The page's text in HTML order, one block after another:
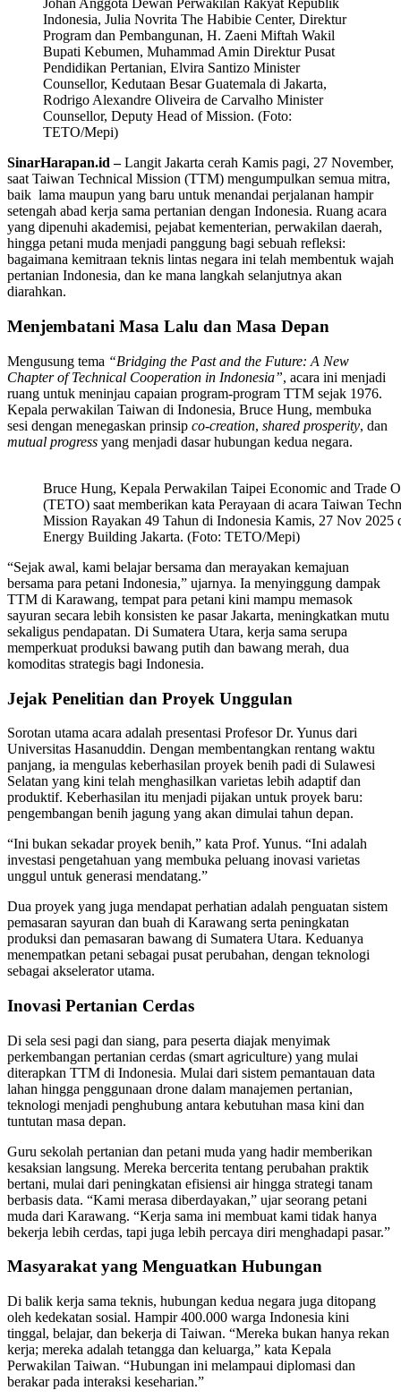
Johan Anggota Dewan Perwakilan Rakyat Republik
Indonesia, Julia Novrita The Habibie Center, Direktur
Program dan Pembangunan, H. Zaeni Miftah Wakil
Bupati Kebumen, Muhammad Amin Direktur Pusat
Pendidikan Pertanian, Elvira Santizo Minister
Counsellor, Kedutaan Besar Guatemala di Jakarta,
Rodrigo Alexandre Oliveira de Carvalho Minister
Counsellor, Deputy Head of Mission. (Foto:
TETO/Mepi)
SinarHarapan.id –Langit Jakarta cerah Kamis pagi, 27 November,
saat Taiwan Technical Mission (TTM) mengumpulkan semua mitra,
baik lama maupun yang baru untuk menandai perjalanan hampir
setengah abad kerja sama pertanian dengan Indonesia. Ruang acara
yang dipenuhi akademisi, pejabat kementerian, perwakilan daerah,
hingga petani muda menjadi panggung bagi sebuah refleksi:
bagaimana kemitraan teknis lintas negara ini telah membentuk wajah
pertanian Indonesia, dan ke mana langkah selanjutnya akan
diarahkan.
Menjembatani Masa Lalu dan Masa Depan
Mengusung tema “Bridging the Past and the Future: A New
Chapter of Technical Cooperation in Indonesia”, acara ini menjadi
ruang untuk meninjau capaian program-program TTM sejak 1976.
Kepala perwakilan Taiwan di Indonesia, Bruce Hung, membuka
sesi dengan menegaskan prinsip co-creation, shared prosperity, dan
mutual progress yang menjadi dasar hubungan kedua negara.
Bruce Hung, Kepala Perwakilan Taipei Economic and Trade
(TETO) saat memberikan kata Perayaan di acara Taiwan
Mission Rayakan 49 Tahun di Indonesia Kamis, 27 Nov 2025
Energy Building Jakarta. (Foto: TETO/Mepi)
“Sejak awal, kami belajar bersama dan merayakan kemajuan
bersama para petani Indonesia,” ujarnya. Ia menyinggung dampak
TTM di Karawang, tempat para petani kini mampu memasok
sayuran secara lebih konsisten ke pasar Jakarta, meningkatkan mutu
sekaligus pendapatan. Di Sumatera Utara, kerja sama serupa
memperkuat produksi bawang putih dan bawang merah, dua
komoditas strategis bagi Indonesia.
Jejak Penelitian dan Proyek Unggulan
Sorotan utama acara adalah presentasi Profesor Dr. Yunus dari
Universitas Hasanuddin. Dengan membentangkan rentang waktu
panjang, ia mengulas keberhasilan proyek benih padi di Sulawesi
Selatan yang kini telah menghasilkan varietas lebih adaptif dan
produktif. Keberhasilan itu menjadi pijakan untuk proyek baru:
pengembangan benih jagung yang akan dimulai tahun depan.
“Ini bukan sekadar proyek benih,” kata Prof. Yunus. “Ini adalah
investasi pengetahuan yang membuka peluang inovasi varietas
unggul untuk generasi mendatang.”
Dua proyek yang juga mendapat perhatian adalah penguatan sistem
pemasaran sayuran dan buah di Karawang serta peningkatan
produksi dan pemasaran bawang di Sumatera Utara. Keduanya
menempatkan petani sebagai pusat perubahan, dengan teknologi
sebagai akselerator utama.
Inovasi Pertanian Cerdas
Di sela sesi pagi dan siang, para peserta diajak menyimak
perkembangan pertanian cerdas (smart agriculture) yang mulai
diterapkan TTM di Indonesia. Mulai dari sistem pemantauan data
lahan hingga penggunaan drone dalam manajemen pertanian,
teknologi menjadi penghubung antara kebutuhan masa kini dan
tuntutan masa depan.
Guru sekolah pertanian dan petani muda yang hadir memberikan
kesaksian langsung. Mereka bercerita tentang perubahan praktik
bertani, mulai dari peningkatan efisiensi air hingga strategi tanam
berbasis data. “Kami merasa diberdayakan,” ujar seorang petani
muda dari Karawang. “Kerja sama ini membuat kami tidak hanya
bekerja lebih cerdas, tapi juga lebih percaya diri menghadapi pasar.”
Masyarakat yang Menguatkan Hubungan
Di balik kerja sama teknis, hubungan kedua negara juga ditopang
oleh kedekatan sosial. Hampir 400.000 warga Indonesia kini
tinggal, belajar, dan bekerja di Taiwan. “Mereka bukan hanya rekan
kerja; mereka adalah tetangga dan keluarga,” kata Kepala
Perwakilan Taiwan. “Hubungan ini melampaui diplomasi dan
berakar pada interaksi keseharian.”